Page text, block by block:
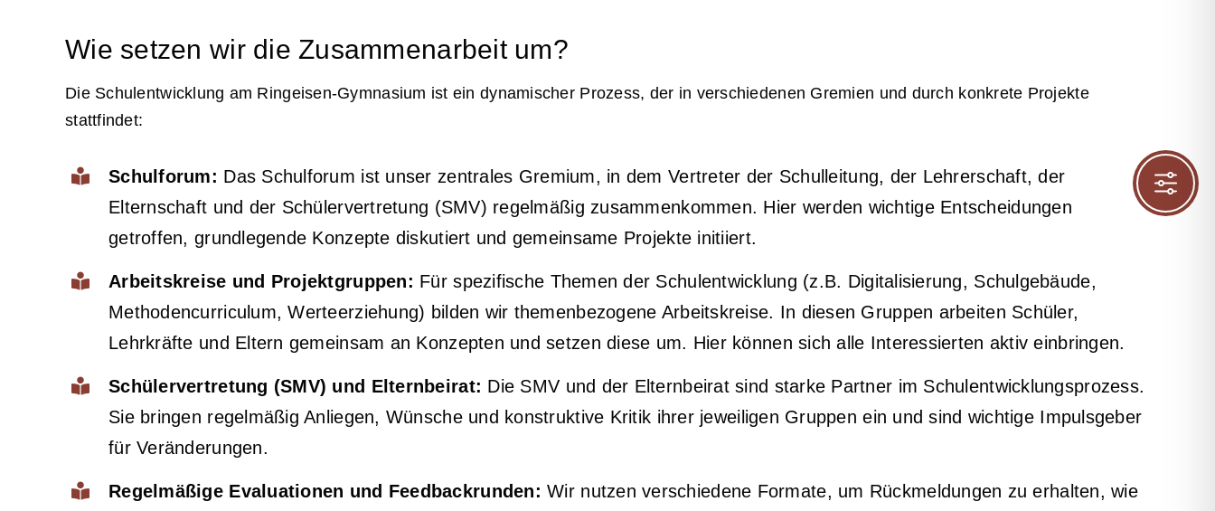
Wie setzen wir die Zusammenarbeit um?
Die Schulentwicklung am Ringeisen-Gymnasium ist ein dynamischer Prozess, der in verschiedenen Gremien und durch konkrete Projekte
stattfindet:
Schulforum: Das Schulforum ist unser zentrales Gremium, in dem Vertreter der Schulleitung, der Lehrerschaft, der
Elternschaft und der Schülervertretung (SMV) regelmäßig zusammenkommen. Hier werden wichtige Entscheidungen
getroffen, grundlegende Konzepte diskutiert und gemeinsame Projekte initiiert.
Arbeitskreise und Projektgruppen: Für spezifische Themen der Schulentwicklung (z.B. Digitalisierung, Schulgebäude,
Methodencurriculum, Werteerziehung) bilden wir themenbezogene Arbeitskreise. In diesen Gruppen arbeiten Schüler,
Lehrkräfte und Eltern gemeinsam an Konzepten und setzen diese um. Hier können sich alle Interessierten aktiv einbringen.
Schülervertretung (SMV) und Elternbeirat: Die SMV und der Elternbeirat sind starke Partner im Schulentwicklungsprozess.
Sie bringen regelmäßig Anliegen, Wünsche und konstruktive Kritik ihrer jeweiligen Gruppen ein und sind wichtige Impulsgeber
für Veränderungen.
Regelmäßige Evaluationen und Feedbackrunden: Wir nutzen verschiedene Formate, um Rückmeldungen zu erhalten, wie